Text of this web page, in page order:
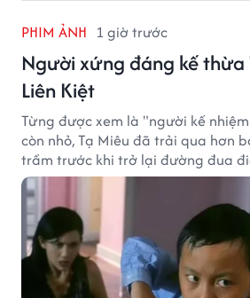
PHIM ẢNH 1 giờ trước
Người xứng đáng kế thừa
Liên Kiệt
Từng được xem là "người kế
còn nhỏ, Tạ Miêu đã trải qua hơn
trầm trước khi trở lại đường đua
sở trường võ thuật.